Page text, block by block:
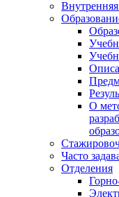
Внутренняя
О
Часто
Отделения